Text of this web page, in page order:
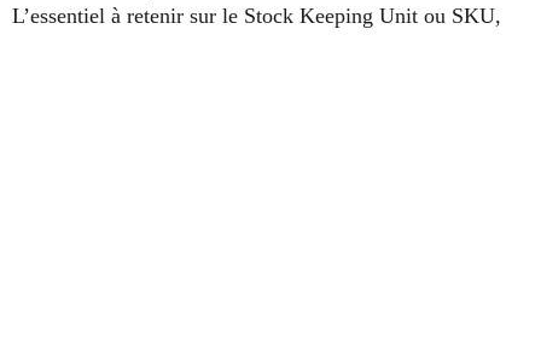
L’essentiel à retenir sur le Stock Keeping Unit ou SKU,